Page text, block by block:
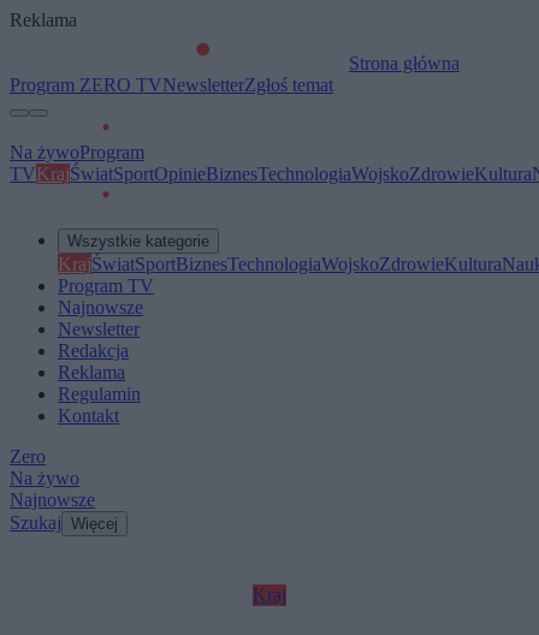
Reklama
Strona główna
Program ZERO TVNewsletterZgłoś temat
Na żywoProgram
TVKrajŚwiatSportOpinieBiznesTechnologiaWojskoZdrowieKultura
Wszystkie kategorie
KrajŚwiatSportBiznesTechnologiaWojskoZdrowieKultura
Program TV
Najnowsze
Newsletter
Redakcja
Reklama
Regulamin
Kontakt
Zero
Na żywo
Najnowsze
Szukaj Więcej
Kraj